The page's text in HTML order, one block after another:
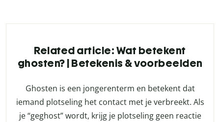
Related article: Wat betekent
ghosten? | Betekenis & voorbeelden
Ghosten is een jongerenterm en betekent dat
iemand plotseling het contact met je verbreekt. Als
je “geghost” wordt, krijg je plotseling geen reactie